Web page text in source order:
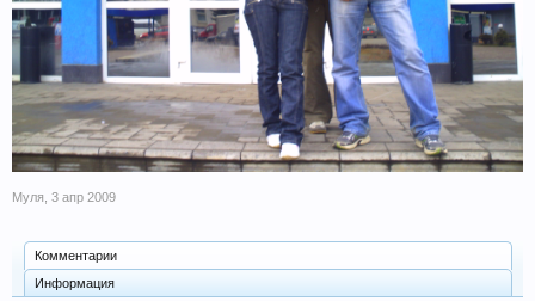
Муля 3 апр 2009
Комментарии
Информация